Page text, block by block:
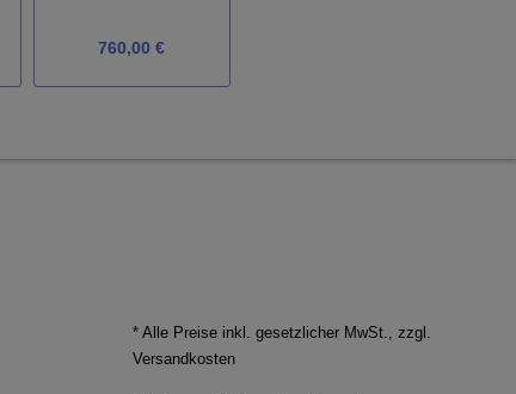
760,00 €
* Alle Preise inkl. gesetzlicher MwSt., zzgl.
Versandkosten